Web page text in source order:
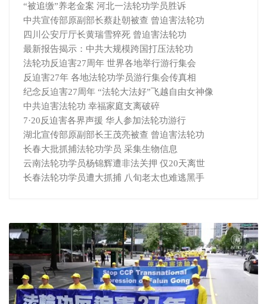
“被追缴”养老金案 河北一法轮功学员胜诉
中共宣传部原副部长蔡赴朝被查 曾迫害法轮功
四川公安厅厅长黄瑞雪猝死 曾迫害法轮功
最新报告揭示：中共大规模跨国打压法轮功
法轮功反迫害27周年 世界各地举行游行集会
反迫害27年 各地法轮功学员游行集会传真相
纪念反迫害27周年 “法轮大法好”飞越自由女神像
中共迫害法轮功 幸福家庭支离破碎
7·20反迫害各界声援 华人参加法轮功游行
湖北宣传部原副部长王茂亮被查 曾迫害法轮功
长春大批抓捕法轮功学员 采集生物信息
云南法轮功学员杨锦辉遭非法关押 仅20天离世
长春法轮功学员遭大抓捕 八旬老太也难逃黑手